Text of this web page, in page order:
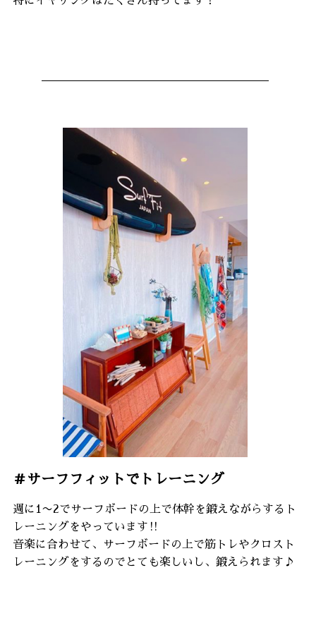
＃サーフフィットでトレーニング
週に1〜2でサーフボードの上で体幹を鍛えながらするト
レーニングをやっています‼︎
音楽に合わせて、サーフボードの上で筋トレやクロスト
レーニングをするのでとても楽しいし、鍛えられます♪